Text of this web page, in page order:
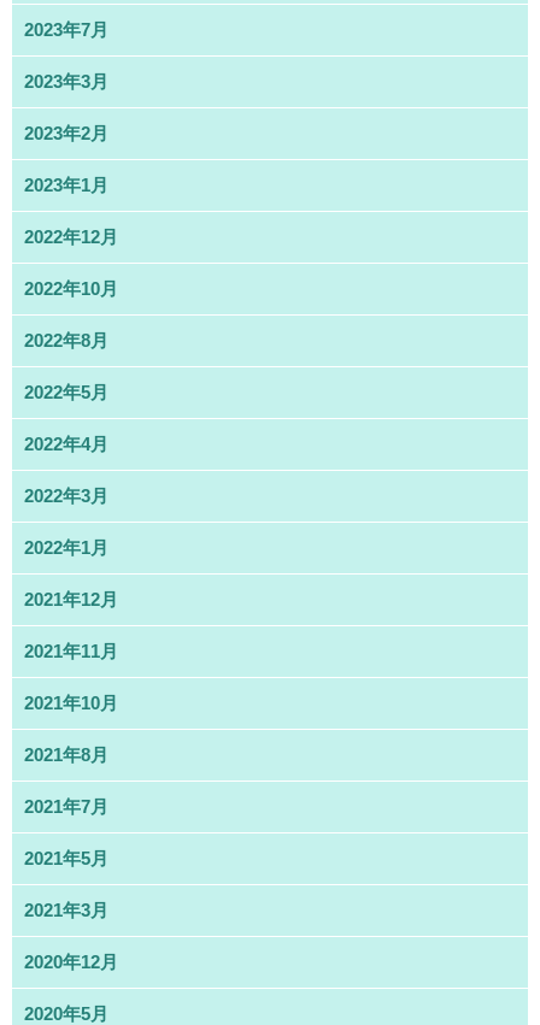
2023年7月
2023年3月
2023年2月
2023年1月
2022年12月
2022年10月
2022年8月
2022年5月
2022年4月
2022年3月
2022年1月
2021年12月
2021年11月
2021年10月
2021年8月
2021年7月
2021年5月
2021年3月
2020年12月
2020年5月